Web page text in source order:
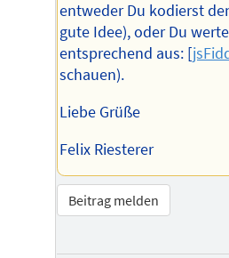
entweder Du kodierst
gute Idee), oder Du
entsprechend aus: [
schauen).
Liebe Grüße
Felix Riesterer
Beitrag melden